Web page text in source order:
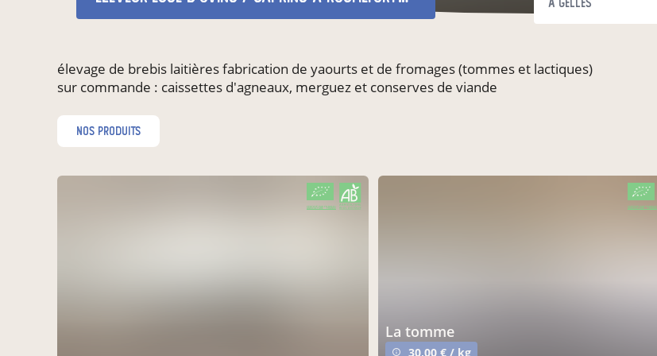
à Gelles
élevage de brebis laitières fabrication de yaourts et de fromages (tommes et lactiques)
sur commande : caissettes d'agneaux, merguez et conserves de viande
nos produits
CERTIFIÉ PAR FR-BIO-01
AGRICULTURE FRANCE
la tomme
info_outline 30,00 € / kg
CERTIFIÉ PAR FR-BIO-01
AGRICULTURE FRANCE